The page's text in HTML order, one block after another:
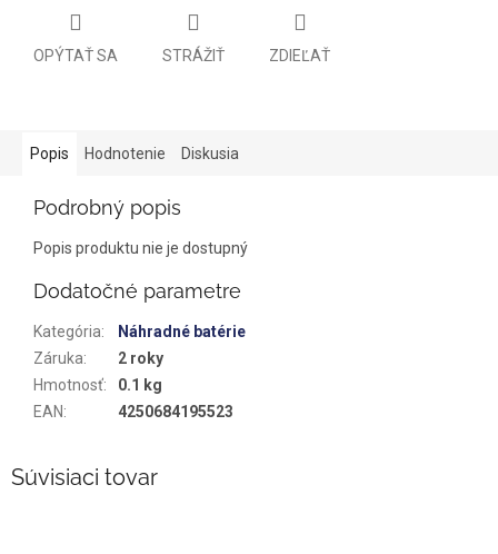
OPÝTAŤ SA STRÁŽIŤ ZDIEĽAŤ
Popis Hodnotenie Diskusia
Podrobný popis
Popis produktu nie je dostupný
Dodatočné parametre
Kategória:
Náhradné batérie
Záruka:
2 roky
Hmotnosť:
0.1 kg
EAN: 4250684195523
Súvisiaci tovar